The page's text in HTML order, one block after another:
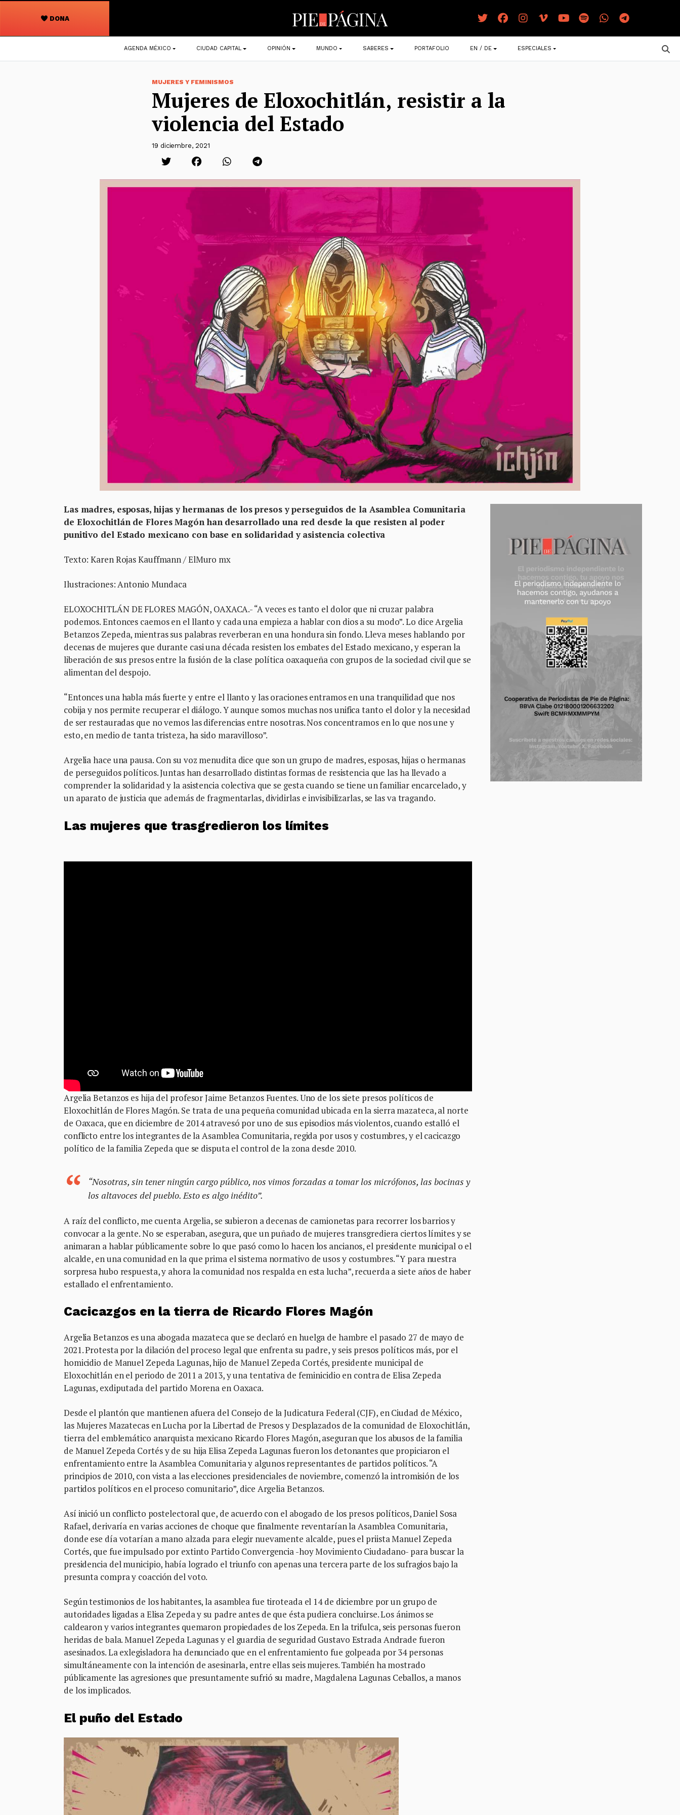
DONA
Navegación
principal
AGENDA MÉXICO CIUDAD CAPITAL OPINIÓN MUNDO SABERES PORTAFOLIO EN / DE ESPECIALES
MUJERES Y FEMINISMOS
Mujeres de Eloxochitlán, resistir a la
violencia del Estado
19 diciembre, 2021
Las madres, esposas, hijas y hermanas de los presos y perseguidos de la Asamblea Comunitaria
de Eloxochitlán de Flores Magón han desarrollado una red desde la que resisten al poder
punitivo del Estado mexicano con base en solidaridad y asistencia colectiva
Texto: Karen Rojas Kauffmann / ElMuro mx
Ilustraciones: Antonio Mundaca
ELOXOCHITLÁN DE FLORES MAGÓN, OAXACA.- “A veces es tanto el dolor que ni cruzar palabra
podemos. Entonces caemos en el llanto y cada una empieza a hablar con dios a su modo”. Lo dice Argelia
Betanzos Zepeda, mientras sus palabras reverberan en una hondura sin fondo. Lleva meses hablando por
decenas de mujeres que durante casi una década resisten los embates del Estado mexicano, y esperan la
liberación de sus presos entre la fusión de la clase política oaxaqueña con grupos de la sociedad civil que se
alimentan del despojo.
“Entonces una habla más fuerte y entre el llanto y las oraciones entramos en una tranquilidad que nos
cobija y nos permite recuperar el diálogo. Y aunque somos muchas nos unifica tanto el dolor y la necesidad
de ser restauradas que no vemos las diferencias entre nosotras. Nos concentramos en lo que nos une y
esto, en medio de tanta tristeza, ha sido maravilloso”.
Argelia hace una pausa. Con su voz menudita dice que son un grupo de madres, esposas, hijas o hermanas
de perseguidos políticos. Juntas han desarrollado distintas formas de resistencia que las ha llevado a
comprender la solidaridad y la asistencia colectiva que se gesta cuando se tiene un familiar encarcelado, y
un aparato de justicia que además de fragmentarlas, dividirlas e invisibilizarlas, se las va tragando.
Las mujeres que trasgredieron los límites
Argelia Betanzos es hija del profesor Jaime Betanzos Fuentes. Uno de los siete presos políticos de
Eloxochitlán de Flores Magón. Se trata de una pequeña comunidad ubicada en la sierra mazateca, al norte
de Oaxaca, que en diciembre de 2014 atravesó por uno de sus episodios más violentos, cuando estalló el
conflicto entre los integrantes de la Asamblea Comunitaria, regida por usos y costumbres, y el cacicazgo
político de la familia Zepeda que se disputa el control de la zona desde 2010.
“Nosotras, sin tener ningún cargo público, nos vimos forzadas a tomar los micrófonos, las bocinas y
los altavoces del pueblo. Esto es algo inédito”.
A raíz del conflicto, me cuenta Argelia, se subieron a decenas de camionetas para recorrer los barrios y
convocar a la gente. No se esperaban, asegura, que un puñado de mujeres transgrediera ciertos límites y se
animaran a hablar públicamente sobre lo que pasó como lo hacen los ancianos, el presidente municipal o el
alcalde, en una comunidad en la que prima el sistema normativo de usos y costumbres. “Y para nuestra
sorpresa hubo respuesta, y ahora la comunidad nos respalda en esta lucha”, recuerda a siete años de haber
estallado el enfrentamiento.
Cacicazgos en la tierra de Ricardo Flores Magón
Argelia Betanzos es una abogada mazateca que se declaró en huelga de hambre el pasado 27 de mayo de
2021. Protesta por la dilación del proceso legal que enfrenta su padre, y seis presos políticos más, por el
homicidio de Manuel Zepeda Lagunas, hijo de Manuel Zepeda Cortés, presidente municipal de
Eloxochitlán en el periodo de 2011 a 2013, y una tentativa de feminicidio en contra de Elisa Zepeda
Lagunas, exdiputada del partido Morena en Oaxaca.
Desde el plantón que mantienen afuera del Consejo de la Judicatura Federal (CJF), en Ciudad de México,
las Mujeres Mazatecas en Lucha por la Libertad de Presos y Desplazados de la comunidad de Eloxochitlán,
tierra del emblemático anarquista mexicano Ricardo Flores Magón, aseguran que los abusos de la familia
de Manuel Zepeda Cortés y de su hija Elisa Zepeda Lagunas fueron los detonantes que propiciaron el
enfrentamiento entre la Asamblea Comunitaria y algunos representantes de partidos políticos. “A
principios de 2010, con vista a las elecciones presidenciales de noviembre, comenzó la intromisión de los
partidos políticos en el proceso comunitario”, dice Argelia Betanzos.
Así inició un conflicto postelectoral que, de acuerdo con el abogado de los presos políticos, Daniel Sosa
Rafael, derivaría en varias acciones de choque que finalmente reventarían la Asamblea Comunitaria,
donde ese día votarían a mano alzada para elegir nuevamente alcalde, pues el priista Manuel Zepeda
Cortés, que fue impulsado por extinto Partido Convergencia -hoy Movimiento Ciudadano- para buscar la
presidencia del municipio, había logrado el triunfo con apenas una tercera parte de los sufragios bajo la
presunta compra y coacción del voto.
Según testimonios de los habitantes, la asamblea fue tiroteada el 14 de diciembre por un grupo de
autoridades ligadas a Elisa Zepeda y su padre antes de que ésta pudiera concluirse. Los ánimos se
caldearon y varios integrantes quemaron propiedades de los Zepeda. En la trifulca, seis personas fueron
heridas de bala. Manuel Zepeda Lagunas y el guardia de seguridad Gustavo Estrada Andrade fueron
asesinados. La exlegisladora ha denunciado que en el enfrentamiento fue golpeada por 34 personas
simultáneamente con la intención de asesinarla, entre ellas seis mujeres. También ha mostrado
públicamente las agresiones que presuntamente sufrió su madre, Magdalena Lagunas Ceballos, a manos
de los implicados.
El puño del Estado